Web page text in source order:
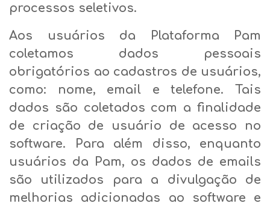
processos seletivos.
Aos usuários da Plataforma Pam
coletamos dados pessoais
obrigatórios ao cadastros de usuários,
como: nome, email e telefone. Tais
dados são coletados com a finalidade
de criação de usuário de acesso no
software. Para além disso, enquanto
usuários da Pam, os dados de emails
são utilizados para a divulgação de
melhorias adicionadas ao software e